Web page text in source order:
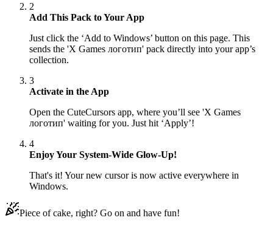
2
Add This Pack to Your App
Just click the ‘Add to Windows’ button on this page. This
sends the 'X Games логотип' pack directly into your app’s
collection.
3
Activate in the App
Open the CuteCursors app, where you’ll see 'X Games
логотип' waiting for you. Just hit ‘Apply’!
4
Enjoy Your System-Wide Glow-Up!
That's it! Your new cursor is now active everywhere in
Windows.
Piece of cake, right? Go on and have fun!